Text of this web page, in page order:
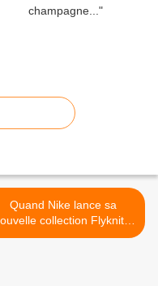
Quand Nike lance sa
collection Flyknit...
>